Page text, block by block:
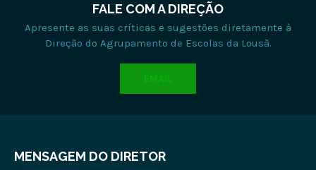
FALE COM A DIREÇÃO
Apresente as suas críticas e sugestões diretamente à
Direção do Agrupamento de Escolas da Lousã.
EMAIL
MENSAGEM DO DIRETOR